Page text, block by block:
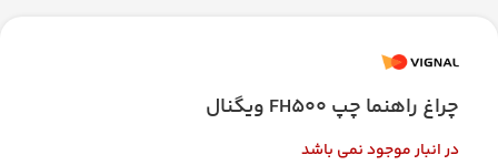
چراغ راهنما چپ FH500 ویگنال
در انبار موجود نمی باشد